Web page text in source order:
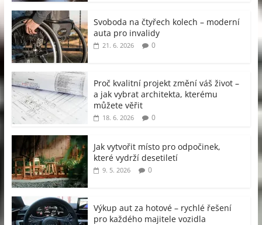
Svoboda na čtyřech kolech – moderní
auta pro invalidy
21. 6. 2026 0
Proč kvalitní projekt změní váš život –
a jak vybrat architekta, kterému
můžete věřit
18. 6. 2026 0
Jak vytvořit místo pro odpočinek,
které vydrží desetiletí
9. 5. 2026 0
Výkup aut za hotové – rychlé řešení
pro každého majitele vozidla